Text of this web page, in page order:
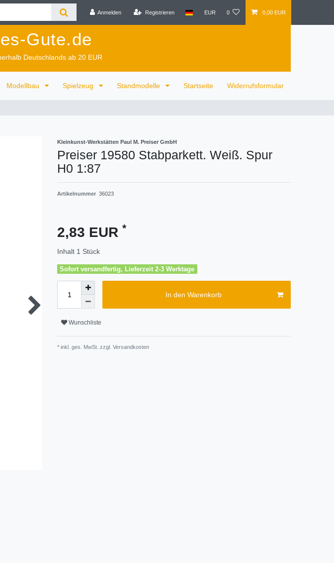
Anmelden Registrieren EUR 0 0,00 EUR
Gute.de
Deutschlands ab 20 EUR
Modellbau Spielzeug Standmodelle Startseite Widerrufsformular
Kleinkunst-Werkstätten Paul M. Preiser GmbH
Preiser 19580 Stabparkett. Weiß. Spur
H0 1:87
Artikelnummer 36023
2,83 EUR *
Inhalt 1 Stück
Sofort versandfertig, Lieferzeit 2-3 Werktage
In den Warenkorb
Wunschliste
* inkl. ges. MwSt. zzgl. Versandkosten